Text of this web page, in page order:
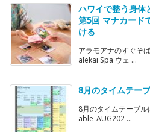
ハワイで整う身体
第5回 マナカード
ける
アラモアナのすぐそ
alekai Spa ウェ ...
8月のタイムテー
8月のタイムテーブ
able_AUG202 ...